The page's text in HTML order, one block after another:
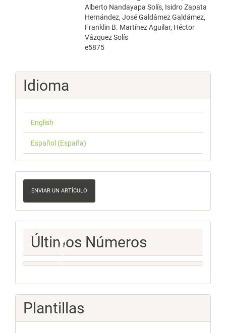
Alberto Nandayapa Solís, Isidro Zapata
Hernández, José Galdámez Galdámez,
Franklin B. Martínez Aguilar, Héctor
Vázquez Solís
e5875
Idioma
English
Español (España)
Enviar
un
artículo
ENVIAR UN ARTÍCULO
Ultimos
Numeros
Últimos Números
Plantillas